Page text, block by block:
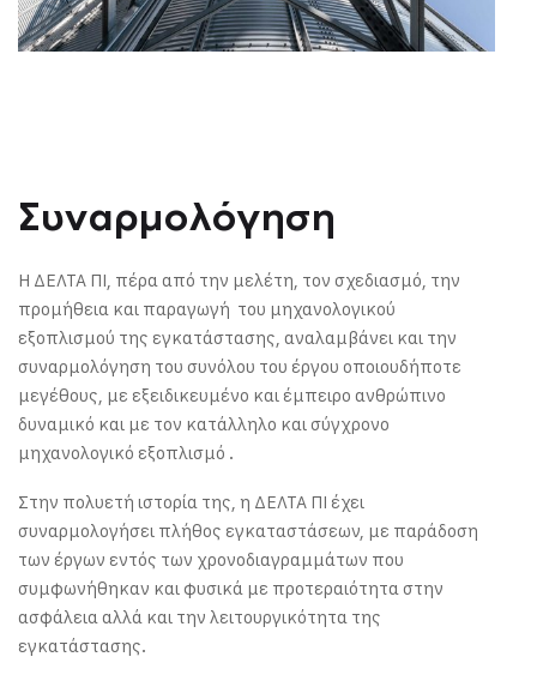
Συναρμολόγηση
H ΔΕΛΤΑ ΠΙ, πέρα από την μελέτη, τον σχεδιασμό, την
προμήθεια και παραγωγή του μηχανολογικού
εξοπλισμού της εγκατάστασης, αναλαμβάνει και την
συναρμολόγηση του συνόλου του έργου οποιουδήποτε
μεγέθους, με εξειδικευμένο και έμπειρο ανθρώπινο
δυναμικό και με τον κατάλληλο και σύγχρονο
μηχανολογικό εξοπλισμό .
Στην πολυετή ιστορία της, η ΔΕΛΤΑ ΠΙ έχει
συναρμολογήσει πλήθος εγκαταστάσεων, με παράδοση
των έργων εντός των χρονοδιαγραμμάτων που
συμφωνήθηκαν και φυσικά με προτεραιότητα στην
ασφάλεια αλλά και την λειτουργικότητα της
εγκατάστασης.